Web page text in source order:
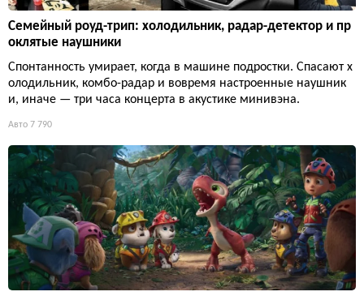
Семейный роуд-трип: холодильник, радар-детектор и пр
оклятые наушники
Спонтанность умирает, когда в машине подростки. Спасают х
олодильник, комбо-радар и вовремя настроенные наушник
и, иначе — три часа концерта в акустике минивэна.
Авто 7 790